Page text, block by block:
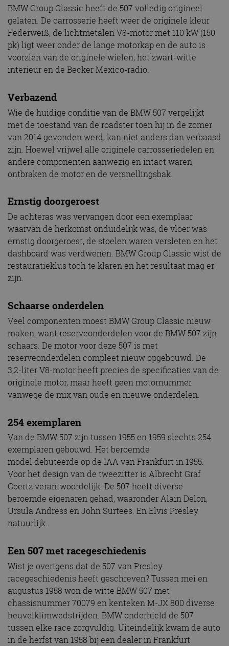
BMW Group Classic heeft de 507 volledig origineel
gelaten. De carrosserie heeft weer de originele kleur
Federweiß, de lichtmetalen V8-motor met 110 kW (150
pk) ligt weer onder de lange motorkap en de auto is
voorzien van de originele wielen, het zwart-witte
interieur en de Becker Mexico-radio.
Verbazend
Wie de huidige conditie van de BMW 507 vergelijkt
met de toestand van de roadster toen hij in de zomer
van 2014 gevonden werd, kan niet anders dan verbaasd
zijn. Hoewel vrijwel alle originele carrosseriedelen en
andere componenten aanwezig en intact waren,
ontbraken de motor en de versnellingsbak.
Ernstig doorgeroest
De achteras was vervangen door een exemplaar
waarvan de herkomst onduidelijk was, de vloer was
ernstig doorgeroest, de stoelen waren versleten en het
dashboard was verdwenen. BMW Group Classic wist de
restauratieklus toch te klaren en het resultaat mag er
zijn.
Schaarse onderdelen
Veel componenten moest BMW Group Classic nieuw
maken, want reserveonderdelen voor de BMW 507 zijn
schaars. De motor voor deze 507 is met
reserveonderdelen compleet nieuw opgebouwd. De
3,2-liter V8-motor heeft precies de specificaties van de
originele motor, maar heeft geen motornummer
vanwege de mix van oude en nieuwe onderdelen.
254 exemplaren
Van de BMW 507 zijn tussen 1955 en 1959 slechts 254
exemplaren gebouwd. Het beroemde
model debuteerde op de IAA van Frankfurt in 1955.
Voor het design van de tweezitter is Albrecht Graf
Goertz verantwoordelijk. De 507 heeft diverse
beroemde eigenaren gehad, waaronder Alain Delon,
Ursula Andress en John Surtees. En Elvis Presley
natuurlijk.
Een 507 met racegeschiedenis
Wist je overigens dat de 507 van Presley
racegeschiedenis heeft geschreven? Tussen mei en
augustus 1958 won de witte BMW 507 met
chassisnummer 70079 en kenteken M-JX 800 diverse
heuvelklimwedstrijden. BMW onderhield de 507
tussen elke race zorgvuldig. Uiteindelijk kwam de auto
in de herfst van 1958 bij een dealer in Frankfurt